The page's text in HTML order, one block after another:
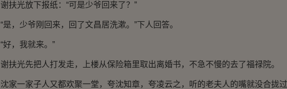
谢扶光放下报纸：“可是少爷回来了？”
“是，少爷刚回来，回了文昌居洗漱。”下人回答。
“好，我就来。”
谢扶光先把人打发走，上楼从保险箱里取出离婚书，不急不慢的去了福禄院。
沈家一家子人又都欢聚一堂，夸沈知章，夸凌云之，听的老夫人的嘴就没合拢过